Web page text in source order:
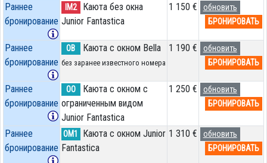
Раннее
бронирование
IM2
Каюта без окна
Junior Fantastica
1 150 €
обновить
БРОНИРОВАТЬ
Раннее
бронирование
OB Каюта с окном Bella
без заранее известного номера
1 190 €
обновить
БРОНИРОВАТЬ
Раннее
бронирование
OO
Каюта с окном с
ограниченным видом
Junior Fantastica
1 250 €
обновить
БРОНИРОВАТЬ
Раннее
бронирование
OM1
Каюта с окном Junior
Fantastica
1 310 €
обновить
БРОНИРОВАТЬ